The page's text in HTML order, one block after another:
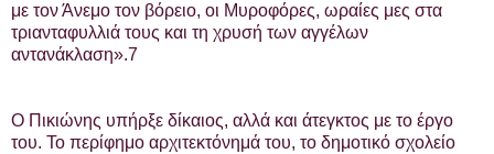
με τον Άνεμο τον βόρειο, οι Μυροφόρες, ωραίες μες στα
τριανταφυλλιά τους και τη χρυσή των αγγέλων
αντανάκλαση».7
Ο Πικιώνης υπήρξε δίκαιος, αλλά και άτεγκτος με το έργο
του. Το περίφημο αρχιτεκτόνημά του, το δημοτικό σχολείο